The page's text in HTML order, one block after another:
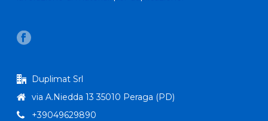
Duplimat Srl
via A.Niedda 13 35010 Peraga (PD)
+39049629890